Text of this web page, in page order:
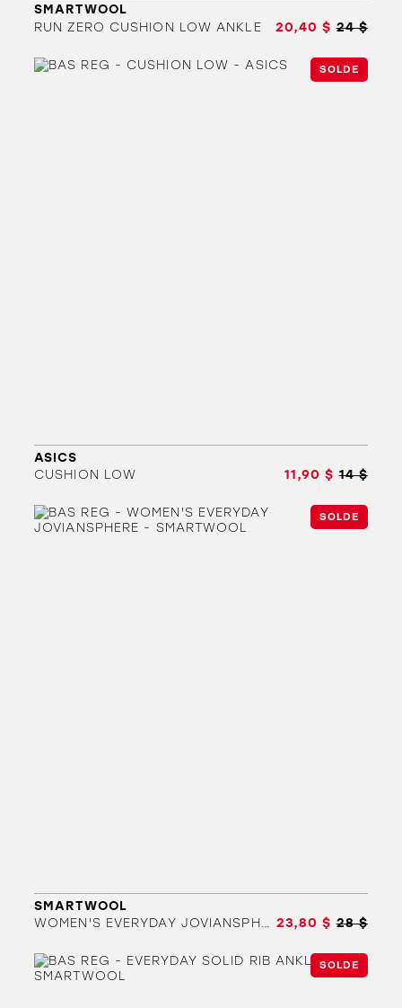
SMARTWOOL
RUN ZERO CUSHION LOW ANKLE
20,40 $ 24 $
SOLDE
ASICS
CUSHION LOW
11,90 $ 14 $
SOLDE
SMARTWOOL
WOMEN'S EVERYDAY JOVIANSPHERE 23,80 $ 28 $
SOLDE